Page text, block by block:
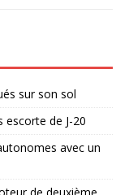
sur son sol
escorte de J-20
avec un